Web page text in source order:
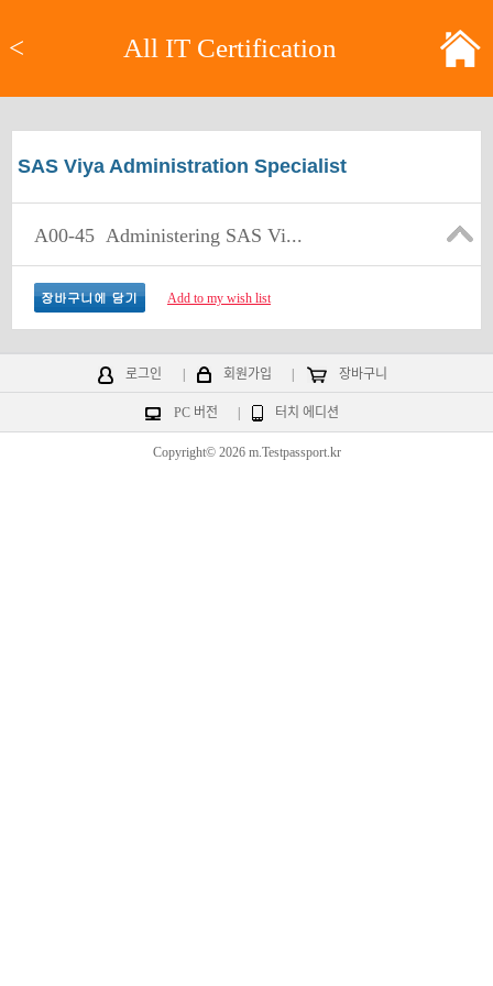
< All IT Certification
SAS Viya Administration Specialist
A00-45 Administering SAS Vi...
Add to my wish list
로그인 회원가입 장바구니
PC 버전 터치 에디션
Copyright© 2026 m.Testpassport.kr